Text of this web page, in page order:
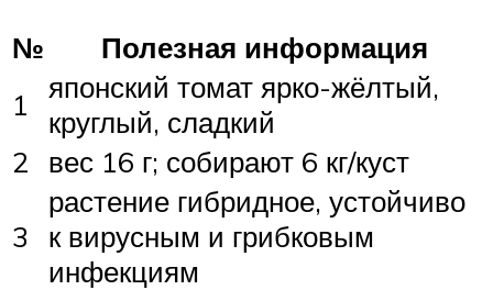
№
Полезная информация
1
японский томат ярко-жёлтый,
круглый, сладкий
2
вес 16 г; собирают 6 кг/куст
3
растение гибридное, устойчиво
к вирусным и грибковым
инфекциям